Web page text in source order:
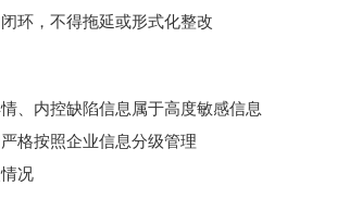
环，不得拖延或形式化整改
、内控缺陷信息属于高度敏感信息
格按照企业信息分级管理
况